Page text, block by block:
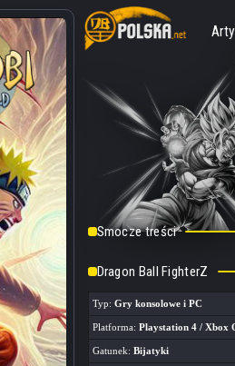
Smocze treści
Dragon Ball FighterZ
Typ: Gry konsolowe i PC
Platforma: Playstation 4 / Xbox
Gatunek: Bijatyki